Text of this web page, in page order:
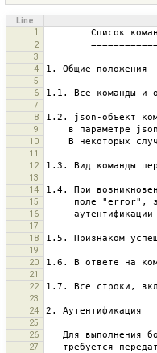
Line
1
2
3
4
5
6
7
8
9
10
11
12
13
14
15
16
17
18
19
20
21
22
23
24
25
26
27